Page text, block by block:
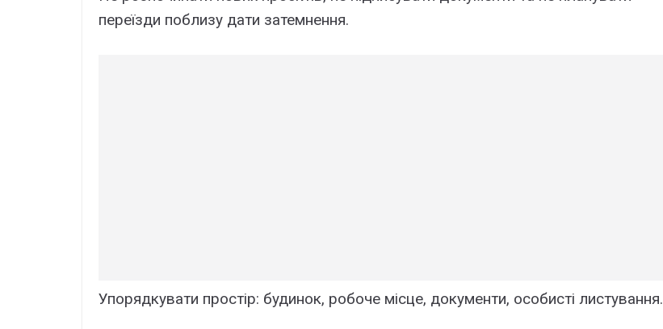
переїзди поблизу дати затемнення.
Упорядкувати простір: будинок, робоче місце, документи, особисті листування.